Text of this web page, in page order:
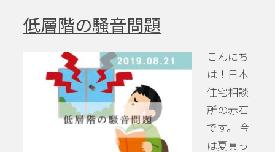
低層階の騒音問題
こんにち
は！日本
住宅相談
所の赤石
です。 今
は夏真っ